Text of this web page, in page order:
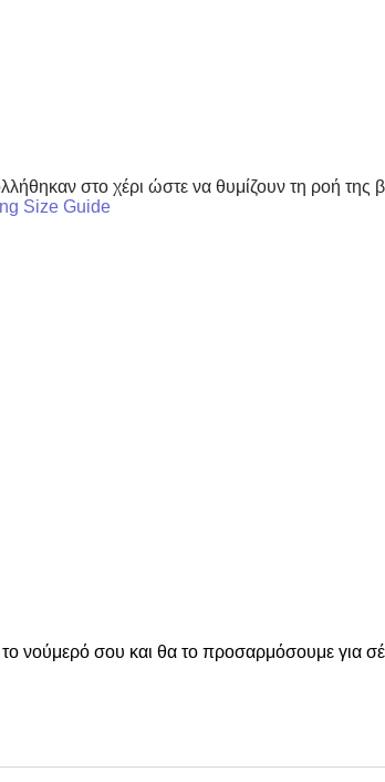
στο χέρι ώστε να θυμίζουν τη ροή της
Size Guide
νούμερό σου και θα το προσαρμόσουμε για